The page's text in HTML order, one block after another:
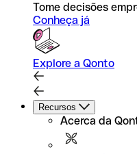
Tome decisões
Conheça já
Explore a Qonto
Recursos
Acerca da